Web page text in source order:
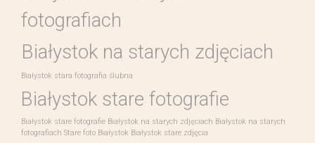
fotografiach
Białystok na starych zdjęciach
Białystok stara fotografia ślubna
Białystok stare fotografie
Białystok stare fotografie Białystok na starych zdjęciach Białystok na starych
fotografiach Stare foto Białystok Białystok stare zdjęcia